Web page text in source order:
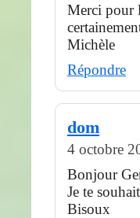
Merci pour
Michèle
Répondre
dom
4 octobre
Bonjour
Je te
Bisoux